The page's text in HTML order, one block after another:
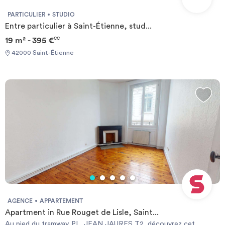
PARTICULIER STUDIO
Entre particulier à Saint-Étienne, stud...
19 m² - 395 €CC
42000 Saint-Étienne
AGENCE APPARTEMENT
Apartment in Rue Rouget de Lisle, Saint...